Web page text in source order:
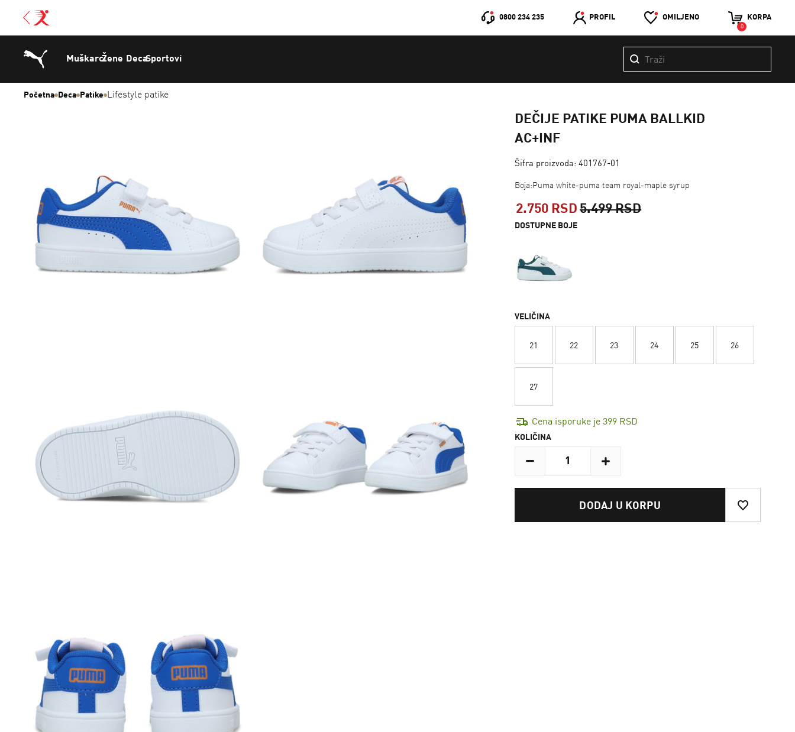
0800 234 235 PROFIL OMILJENO KORPA
0
MuškarciŽene DecaSportovi
Početna Deca Patike Lifestyle patike
DEČIJE PATIKE PUMA BALLKID
AC+INF
Šifra proizvoda: 401767-01
Boja:Puma white-puma team royal-maple syrup
2.750 RSD 5.499 RSD
DOSTUPNE BOJE
VELIČINA
21 22 23 24 25 26
27
Cena isporuke je 399 RSD
KOLIČINA
DODAJ U KORPU